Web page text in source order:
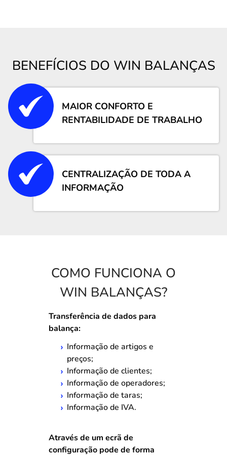
BENEFÍCIOS DO WIN BALANÇAS
MAIOR CONFORTO E
RENTABILIDADE DE TRABALHO
CENTRALIZAÇÃO DE TODA A
INFORMAÇÃO
COMO FUNCIONA O
WIN BALANÇAS?
Transferência de dados para
balança:
Informação de artigos e
preços;
Informação de clientes;
Informação de operadores;
Informação de taras;
Informação de IVA.
Através de um ecrã de
configuração pode de forma